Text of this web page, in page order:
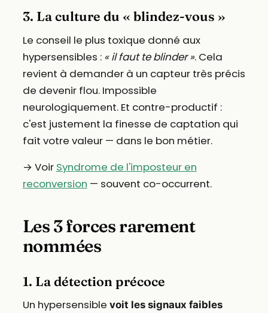
3. La culture du « blindez-vous »
Le conseil le plus toxique donné aux
hypersensibles : « il faut te blinder ». Cela
revient à demander à un capteur très précis
de devenir flou. Impossible
neurologiquement. Et contre-productif :
c'est justement la finesse de captation qui
fait votre valeur — dans le bon métier.
→ Voir Syndrome de l'imposteur en
reconversion — souvent co-occurrent.
Les 3 forces rarement
nommées
1. La détection précoce
Un hypersensible voit les signaux faibles